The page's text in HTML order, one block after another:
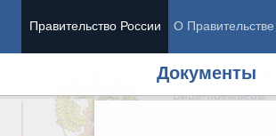
Правительство России О Правительстве
Документы
Председатель
Вице-премьеры